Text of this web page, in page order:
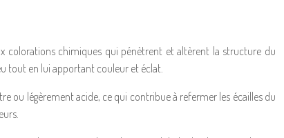
colorations chimiques qui pénètrent et altèrent la structure du
tout en lui apportant couleur et éclat.
ou légèrement acide, ce qui contribue à refermer les écailles du